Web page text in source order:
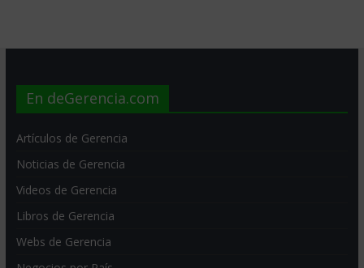
En deGerencia.com
Artículos de Gerencia
Noticias de Gerencia
Videos de Gerencia
Libros de Gerencia
Webs de Gerencia